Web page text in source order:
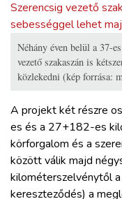
Néhány éven belül a 37-
vezető szakaszán is
közlekedni (kép forrása:
A projekt két részre
es és a 27+182-es
körforgalom és a
között válik majd
kilométerszelvénytől
kereszteződés) a